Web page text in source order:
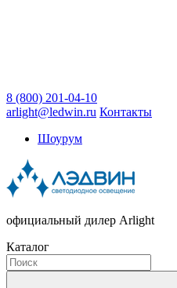
8 (800) 201-04-10
arlight@ledwin.ru Контакты
Шоурум
официальный дилер Arlight
Каталог